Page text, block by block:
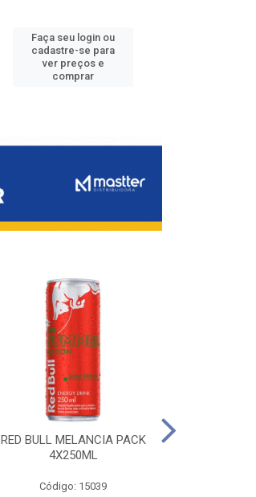
Faça seu login ou
cadastre-se para
ver preços e
comprar
RED BULL MELANCIA PACK
4X250ML
Código: 15039